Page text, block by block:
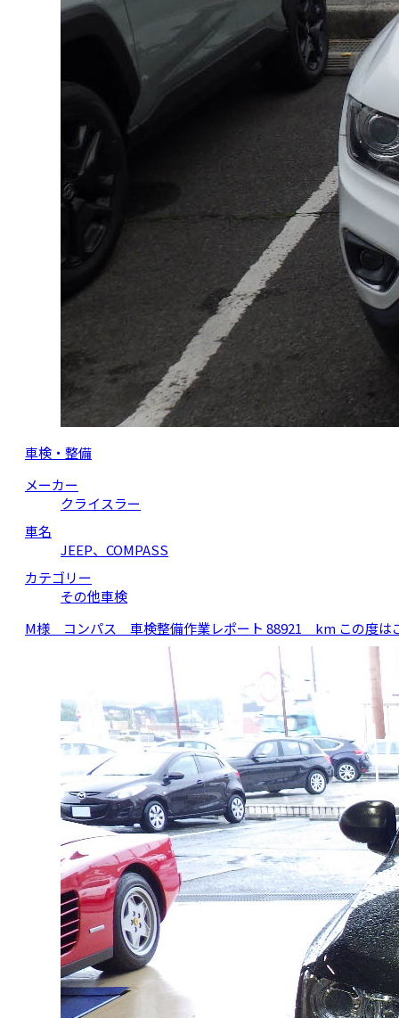
車検・整備
メーカー
クライスラー
車名
JEEP、COMPASS
カテゴリー
その他車検
M様 コンパス 車検整備作業レポート 88921 km この度は